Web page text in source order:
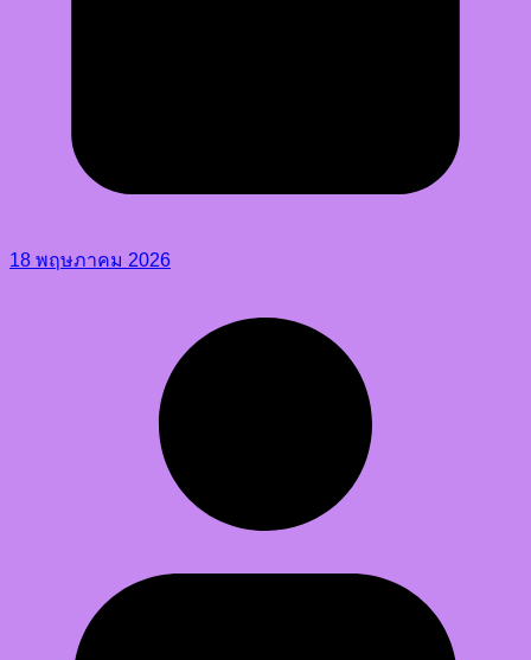
18 พฤษภาคม 2026